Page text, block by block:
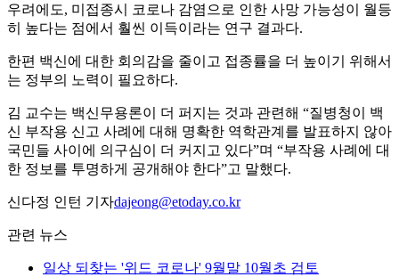
우려에도, 미접종시 코로나 감염으로 인한 사망 가능성이 월등
히 높다는 점에서 훨씬 이득이라는 연구 결과다.
한편 백신에 대한 회의감을 줄이고 접종률을 더 높이기 위해서
는 정부의 노력이 필요하다.
김 교수는 백신무용론이 더 퍼지는 것과 관련해 “질병청이 백
신 부작용 신고 사례에 대해 명확한 역학관계를 발표하지 않아
국민들 사이에 의구심이 더 커지고 있다”며 “부작용 사례에 대
한 정보를 투명하게 공개해야 한다”고 말했다.
신다정 인턴 기자dajeong@etoday.co.kr
관련 뉴스
일상 되찾는 '위드 코로나' 9월말 10월초 검토